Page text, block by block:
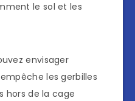
le sol et les
envisager
les gerbilles
hors de la cage